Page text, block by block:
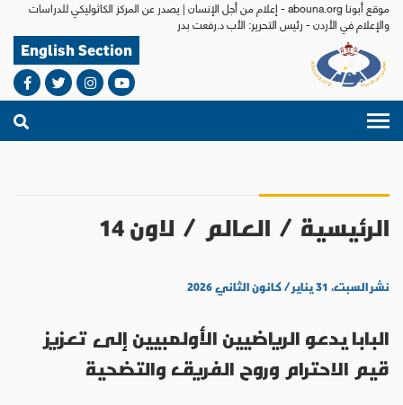
موقع أبونا abouna.org - إعلام من أجل الإنسان | يصدر عن المركز الكاثوليكي للدراسات
والإعلام في الأردن - رئيس التحرير: الأب د.رفعت بدر
English Section
الرئيسية / العالم / لاون 14
نشر السبت، ٣١ يناير / كانون الثاني ٢٠٢٦
البابا يدعو الرياضيين الأولمبيين إلى تعزيز
قيم الاحترام وروح الفريق والتضحية